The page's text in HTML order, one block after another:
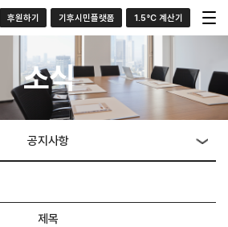
후원하기 기후시민플랫폼 1.5°C 계산기
소식
공지사항
제목